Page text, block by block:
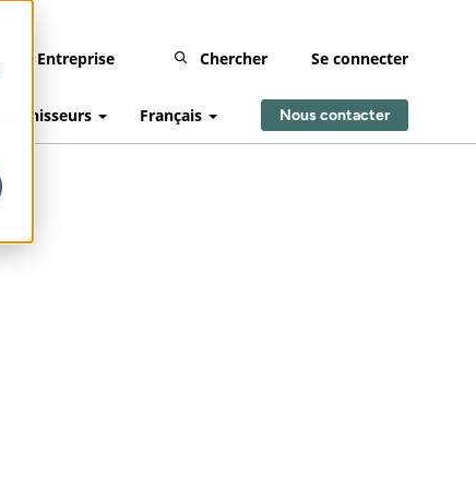
Entreprise Chercher Se connecter
Fournisseurs Français Nous contacter